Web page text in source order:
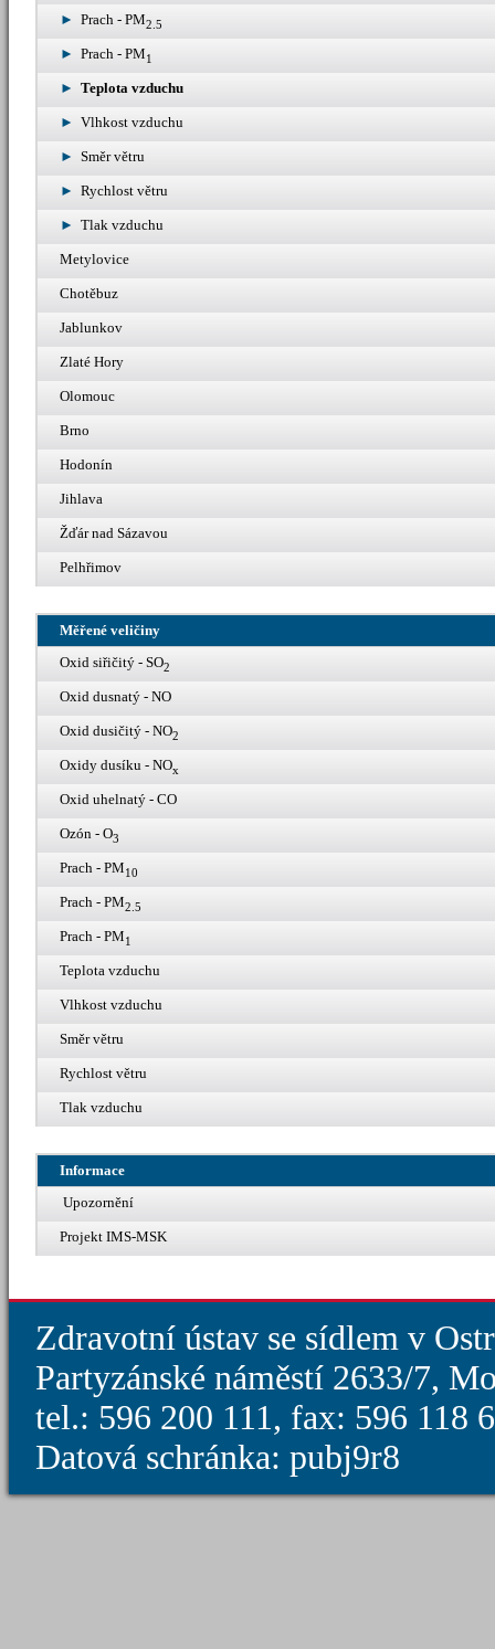
Prach - PM2.5
Prach - PM1
Teplota vzduchu
Vlhkost vzduchu
Směr větru
Rychlost větru
Tlak vzduchu
Metylovice
Chotěbuz
Jablunkov
Zlaté Hory
Olomouc
Brno
Hodonín
Jihlava
Žďár nad Sázavou
Pelhřimov
Měřené veličiny
Oxid siřičitý - SO2
Oxid dusnatý - NO
Oxid dusičitý - NO2
Oxidy dusíku - NOx
Oxid uhelnatý - CO
Ozón - O3
Prach - PM10
Prach - PM2.5
Prach - PM1
Teplota vzduchu
Vlhkost vzduchu
Směr větru
Rychlost větru
Tlak vzduchu
Informace
Upozornění
Projekt IMS-MSK
Zdravotní ústav se sídlem v
Partyzánské náměstí 2633/7,
tel.: 596 200 111, fax: 596 118
Datová schránka: pubj9r8